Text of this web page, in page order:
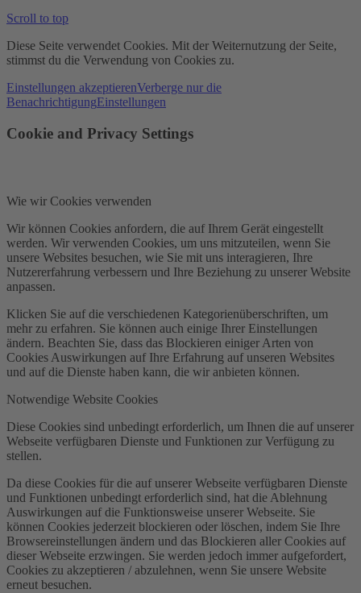
Scroll to top
Diese Seite verwendet Cookies. Mit der Weiternutzung der Seite,
stimmst du die Verwendung von Cookies zu.
Einstellungen akzeptierenVerberge nur die
BenachrichtigungEinstellungen
Cookie and Privacy Settings
Wie wir Cookies verwenden
Wir können Cookies anfordern, die auf Ihrem Gerät eingestellt
werden. Wir verwenden Cookies, um uns mitzuteilen, wenn Sie
unsere Websites besuchen, wie Sie mit uns interagieren, Ihre
Nutzererfahrung verbessern und Ihre Beziehung zu unserer Website
anpassen.
Klicken Sie auf die verschiedenen Kategorienüberschriften, um
mehr zu erfahren. Sie können auch einige Ihrer Einstellungen
ändern. Beachten Sie, dass das Blockieren einiger Arten von
Cookies Auswirkungen auf Ihre Erfahrung auf unseren Websites
und auf die Dienste haben kann, die wir anbieten können.
Notwendige Website Cookies
Diese Cookies sind unbedingt erforderlich, um Ihnen die auf unserer
Webseite verfügbaren Dienste und Funktionen zur Verfügung zu
stellen.
Da diese Cookies für die auf unserer Webseite verfügbaren Dienste
und Funktionen unbedingt erforderlich sind, hat die Ablehnung
Auswirkungen auf die Funktionsweise unserer Webseite. Sie
können Cookies jederzeit blockieren oder löschen, indem Sie Ihre
Browsereinstellungen ändern und das Blockieren aller Cookies auf
dieser Webseite erzwingen. Sie werden jedoch immer aufgefordert,
Cookies zu akzeptieren / abzulehnen, wenn Sie unsere Website
erneut besuchen.